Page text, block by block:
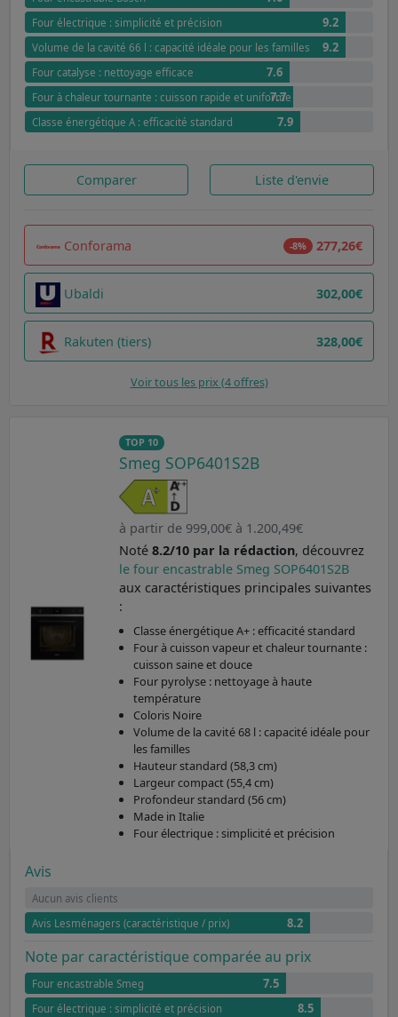
Four électrique : simplicité et précision 9.2
Volume de la cavité 66 l : capacité idéale pour les familles 9.2
Four catalyse : nettoyage efficace 7.6
Four à chaleur tournante : cuisson rapide et uniforme
7.7
Classe énergétique A : efficacité standard 7.9
Comparer Liste d'envie
Conforama -8% 277,26€
Ubaldi 302,00€
Rakuten (tiers) 328,00€
Voir tous les prix (4 offres)
TOP 10
Smeg SOP6401S2B
à partir de 999,00€ à 1.200,49€
Noté 8.2/10 par la rédaction, découvrez
le four encastrable Smeg SOP6401S2B
aux caractéristiques principales suivantes
:
Classe énergétique A+ : efficacité standard
Four à cuisson vapeur et chaleur tournante :
cuisson saine et douce
Four pyrolyse : nettoyage à haute
température
Coloris Noire
Volume de la cavité 68 l : capacité idéale pour
les familles
Hauteur standard (58,3 cm)
Largeur compact (55,4 cm)
Profondeur standard (56 cm)
Made in Italie
Four électrique : simplicité et précision
Avis
Aucun avis clients
Avis Lesménagers (caractéristique / prix)
8.2
Note par caractéristique comparée au prix
Four encastrable Smeg 7.5
Four électrique : simplicité et précision 8.5